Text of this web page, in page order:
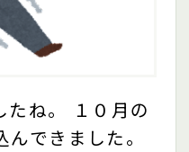
たね。 １０月の
できました。